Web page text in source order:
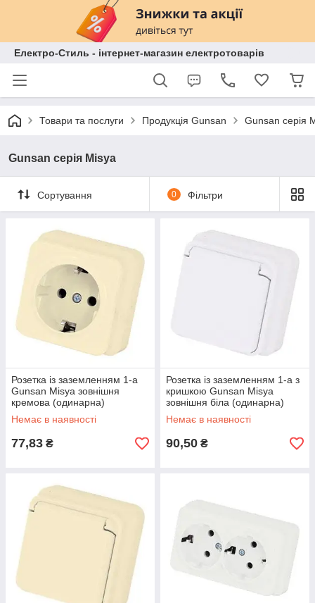
Електро-Стиль - інтернет-магазин електротоварів
Товари та послуги Продукція Gunsan Gunsan серія
Gunsan серія Misya
Сортування 0 Фільтри
Розетка із заземленням 1-а
Gunsan Misya зовнішня
кремова (одинарна)
Немає в наявності
77,83 ₴
Розетка із заземленням 1-а з
кришкою Gunsan Misya
зовнішня біла (одинарна)
Немає в наявності
90,50 ₴